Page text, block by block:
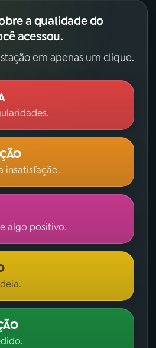
a qualidade do
acessou.
em apenas um clique.
insatisfação.
algo positivo.